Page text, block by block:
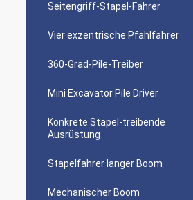
Seitengriff-Stapel-Fahrer
Vier exzentrische Pfahlfahrer
360-Grad-Pile-Treiber
Mini Excavator Pile Driver
Konkrete Stapel-treibende
Ausrüstung
Stapelfahrer langer Boom
Mechanischer Boom